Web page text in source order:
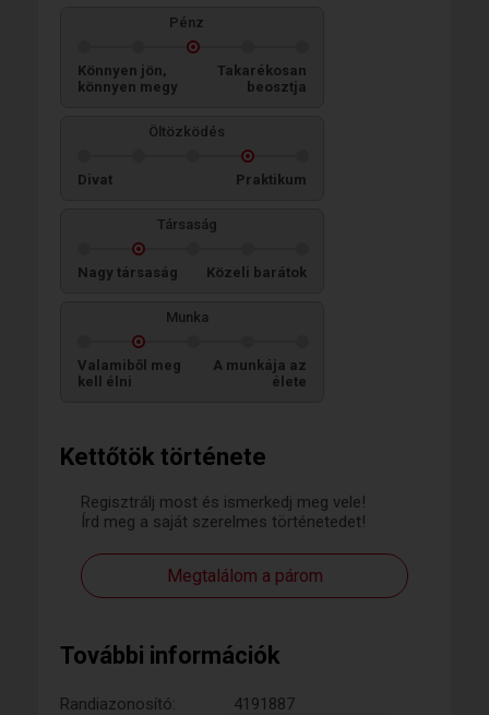
Kettőtök története
Regisztrálj most és ismerkedj meg vele!
Írd meg a saját szerelmes történetedet!
Megtalálom a párom
További információk
Randiazonosító:
4191887
Pénz
Könnyen jön,
könnyen megy
Takarékosan
beosztja
Öltözködés
Divat Praktikum
Társaság
Nagy társaság Közeli barátok
Munka
Valamiből meg
kell élni
A munkája az
élete